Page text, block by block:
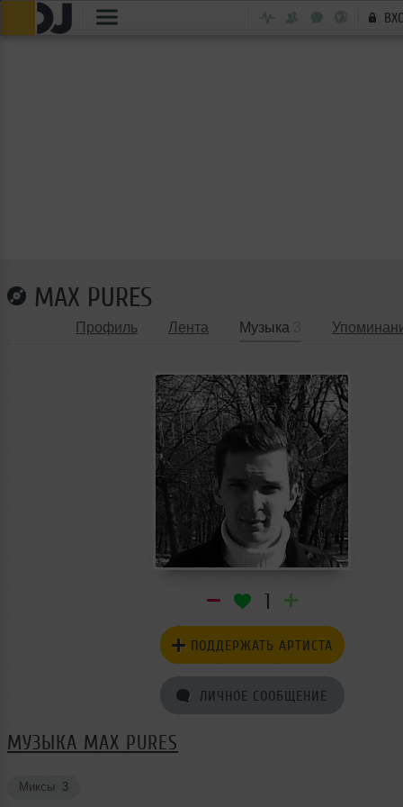
MAX PURES
Профиль Лента Музыка
1
ПОДДЕРЖАТЬ АРТИСТА
ЛИЧНОЕ СООБЩЕНИЕ
МУЗЫКА MAX PURES
Миксы 3